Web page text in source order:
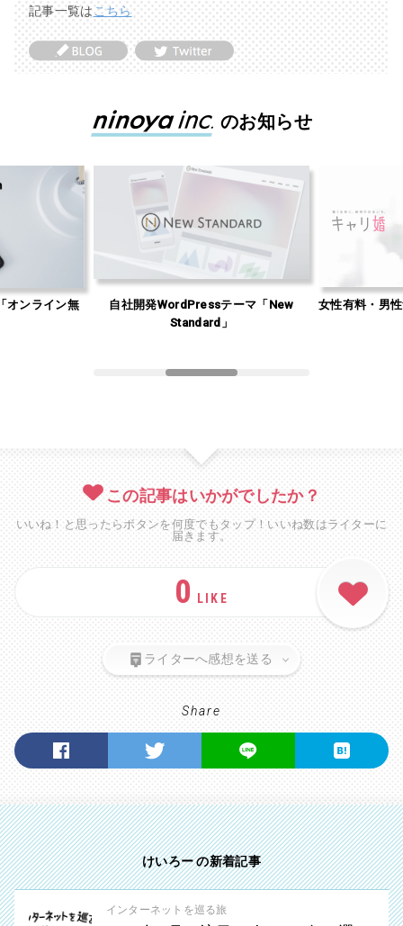
記事一覧はこちら
のお知らせ
オンライン無
自社開発WordPressテーマ「New
Standard」
女性有料・男
この記事はいかがでしたか？
いいね！と思ったらボタンを何度でもタップ！いいね数はライターに
届きます。
0 LIKE
ライターへ感想を送る
Share
けいろー の新着記事
インターネットを巡る旅